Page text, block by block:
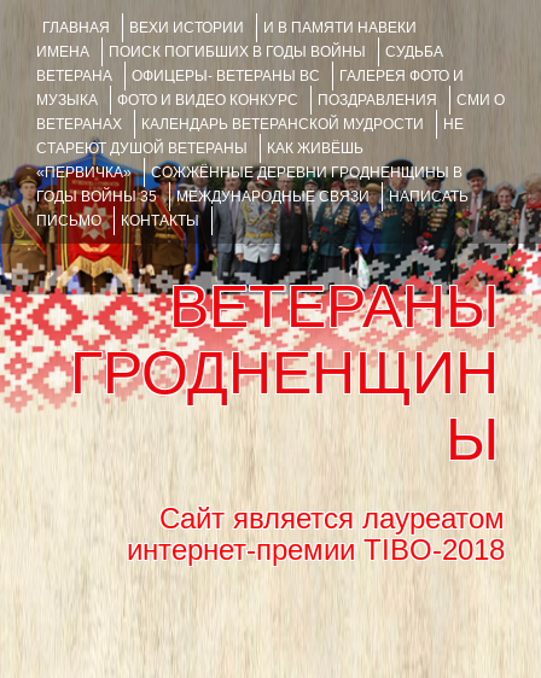
ГЛАВНАЯ ВЕХИ ИСТОРИИ
И В ПАМЯТИ НАВЕКИ
ИМЕНА
ПОИСК ПОГИБШИХ В ГОДЫ ВОЙНЫ
СУДЬБА
ВЕТЕРАНА
ОФИЦЕРЫ- ВЕТЕРАНЫ ВС
ГАЛЕРЕЯ ФОТО И
МУЗЫКА
ФОТО И ВИДЕО КОНКУРС ПОЗДРАВЛЕНИЯ
СМИ О
ВЕТЕРАНАХ
КАЛЕНДАРЬ ВЕТЕРАНСКОЙ МУДРОСТИ
НЕ
СТАРЕЮТ ДУШОЙ ВЕТЕРАНЫ
КАК ЖИВЁШЬ
«ПЕРВИЧКА»
СОЖЖЁННЫЕ ДЕРЕВНИ ГРОДНЕНЩИНЫ В
ГОДЫ ВОЙНЫ 35
МЕЖДУНАРОДНЫЕ СВЯЗИ
НАПИСАТЬ
ПИСЬМО
КОНТАКТЫ
ВЕТЕРАНЫ
ГРОДНЕНЩИН
Ы
Сайт является лауреатом
интернет-премии TIBO-2018